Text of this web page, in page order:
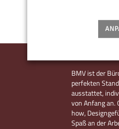
BMV ist der
perfekten
ausstattet,
von Anfang an.
how,
Spaß an der